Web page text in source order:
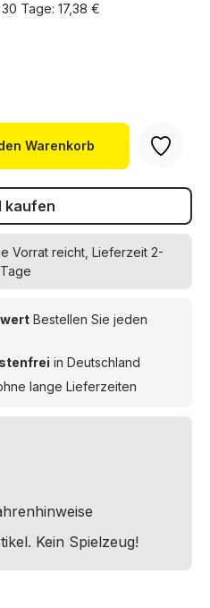
Tage: 17,38 €
den
Warenkorb
kaufen
Vorrat reicht, Lieferzeit 2-
Bestellen Sie jeden
in Deutschland
lange Lieferzeiten
Kein Spielzeug!